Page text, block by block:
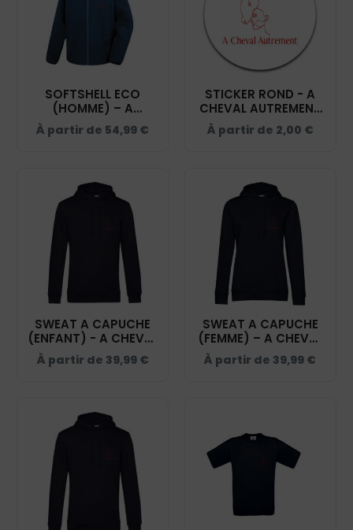
SOFTSHELL ECO
(HOMME) – A
CHEVAL AUTREMENT
- NAVY - RS231
À partir de 54,99 €
STICKER ROND - A
CHEVAL AUTREMENT
- STI001
À partir de 2,00 €
SWEAT A CAPUCHE
(ENFANT) - A CHEVAL
AUTREMENT - NAVY -
K477
À partir de 39,99 €
SWEAT A CAPUCHE
(FEMME) – A CHEVAL
AUTREMENT - NAVY -
BCW34B
À partir de 39,99 €